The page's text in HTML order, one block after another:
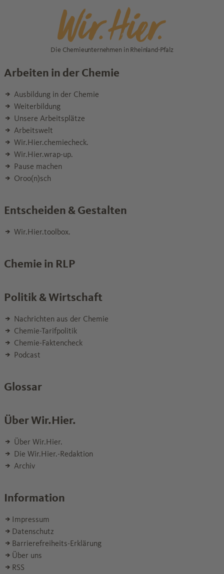
Die Chemieunternehmen in Rheinland-Pfalz
Arbeiten in der Chemie
Ausbildung in der Chemie
Weiterbildung
Unsere Arbeitsplätze
Arbeitswelt
Wir.Hier.chemiecheck.
Wir.Hier.wrap-up.
Pause machen
Oroo(n)sch
Entscheiden & Gestalten
Wir.Hier.toolbox.
Chemie in RLP
Politik & Wirtschaft
Nachrichten aus der Chemie
Chemie-Tarifpolitik
Chemie-Faktencheck
Podcast
Glossar
Über Wir.Hier.
Über Wir.Hier.
Die Wir.Hier.-Redaktion
Archiv
Information
Impressum
Datenschutz
Barrierefreiheits-Erklärung
Über uns
RSS